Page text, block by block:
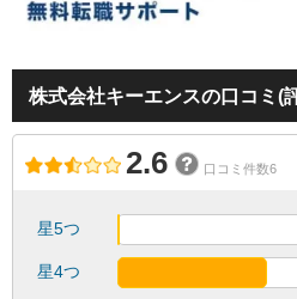
株式会社キーエンスの口コミ(
2.6 口コミ件数6
星5つ
星4つ